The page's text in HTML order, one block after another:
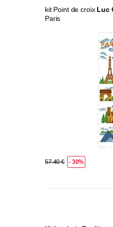
kit Point de croix Luc
Paris
57.40 € - 30%